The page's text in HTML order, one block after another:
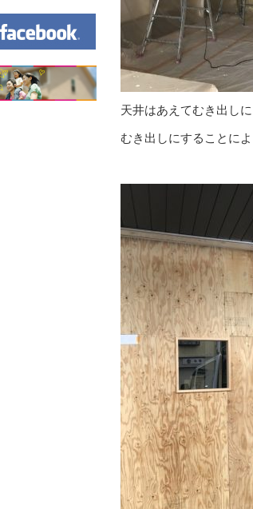
天井はあえてむき出し
むき出しにすることに